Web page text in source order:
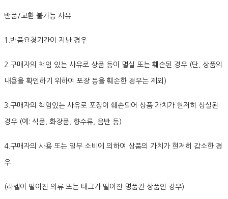
반품/교환 불가능 사유
1.반품요청기간이 지난 경우
2.구매자의 책임 있는 사유로 상품 등이 멸실 또는 훼손된 경우 (단, 상품의
내용을 확인하기 위하여 포장 등을 훼손한 경우는 제외)
3.구매자의 책임있는 사유로 포장이 훼손되어 상품 가치가 현저히 상실된
경우 (예: 식품, 화장품, 향수류, 음반 등)
4.구매자의 사용 또는 일부 소비에 의하여 상품의 가치가 현저히 감소한 경
우
(라벨이 떨어진 의류 또는 태그가 떨어진 명품관 상품인 경우)